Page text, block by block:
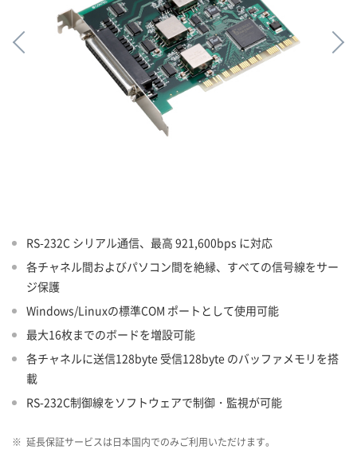
RS-232C シリアル通信、最高 921,600bps に対応
各チャネル間およびパソコン間を絶縁、すべての信号線をサー
ジ保護
Windows/Linuxの標準COM ポートとして使用可能
最大16枚までのボードを増設可能
各チャネルに送信128byte 受信128byte のバッファメモリを搭
載
RS-232C制御線をソフトウェアで制御・監視が可能
※ 延長保証サービスは日本国内でのみご利用いただけます。